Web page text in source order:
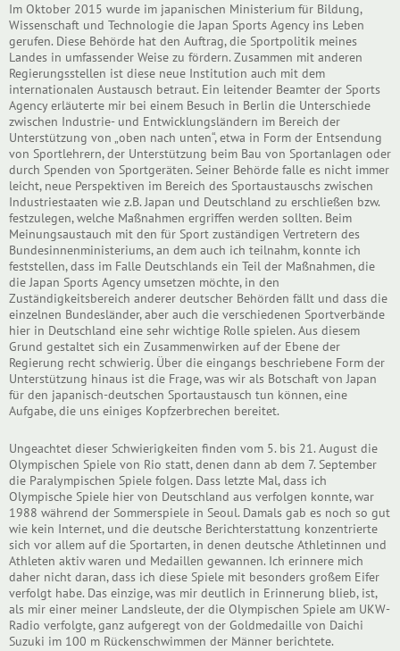
Im Oktober 2015 wurde im japanischen Ministerium für Bildung,
Wissenschaft und Technologie die Japan Sports Agency ins Leben
gerufen. Diese Behörde hat den Auftrag, die Sportpolitik meines
Landes in umfassender Weise zu fördern. Zusammen mit anderen
Regierungsstellen ist diese neue Institution auch mit dem
internationalen Austausch betraut. Ein leitender Beamter der Sports
Agency erläuterte mir bei einem Besuch in Berlin die Unterschiede
zwischen Industrie- und Entwicklungsländern im Bereich der
Unterstützung von „oben nach unten“, etwa in Form der Entsendung
von Sportlehrern, der Unterstützung beim Bau von Sportanlagen oder
durch Spenden von Sportgeräten. Seiner Behörde falle es nicht immer
leicht, neue Perspektiven im Bereich des Sportaustauschs zwischen
Industriestaaten wie z.B. Japan und Deutschland zu erschließen bzw.
festzulegen, welche Maßnahmen ergriffen werden sollten. Beim
Meinungsaustauch mit den für Sport zuständigen Vertretern des
Bundesinnenministeriums, an dem auch ich teilnahm, konnte ich
feststellen, dass im Falle Deutschlands ein Teil der Maßnahmen, die
die Japan Sports Agency umsetzen möchte, in den
Zuständigkeitsbereich anderer deutscher Behörden fällt und dass die
einzelnen Bundesländer, aber auch die verschiedenen Sportverbände
hier in Deutschland eine sehr wichtige Rolle spielen. Aus diesem
Grund gestaltet sich ein Zusammenwirken auf der Ebene der
Regierung recht schwierig. Über die eingangs beschriebene Form der
Unterstützung hinaus ist die Frage, was wir als Botschaft von Japan
für den japanisch-deutschen Sportaustausch tun können, eine
Aufgabe, die uns einiges Kopfzerbrechen bereitet.
Ungeachtet dieser Schwierigkeiten finden vom 5. bis 21. August die
Olympischen Spiele von Rio statt, denen dann ab dem 7. September
die Paralympischen Spiele folgen. Dass letzte Mal, dass ich
Olympische Spiele hier von Deutschland aus verfolgen konnte, war
1988 während der Sommerspiele in Seoul. Damals gab es noch so gut
wie kein Internet, und die deutsche Berichterstattung konzentrierte
sich vor allem auf die Sportarten, in denen deutsche Athletinnen und
Athleten aktiv waren und Medaillen gewannen. Ich erinnere mich
daher nicht daran, dass ich diese Spiele mit besonders großem Eifer
verfolgt habe. Das einzige, was mir deutlich in Erinnerung blieb, ist,
als mir einer meiner Landsleute, der die Olympischen Spiele am UKW-
Radio verfolgte, ganz aufgeregt von der Goldmedaille von Daichi
Suzuki im 100 m Rückenschwimmen der Männer berichtete.